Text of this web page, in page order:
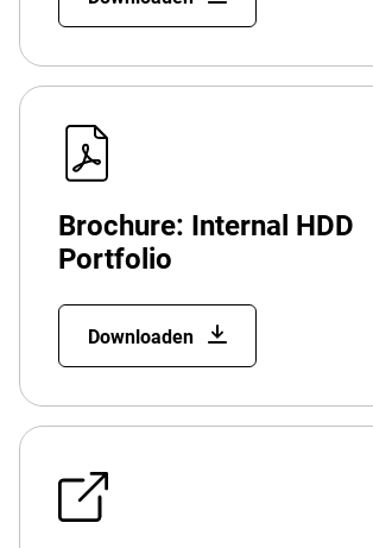
Brochure: Internal HDD
Portfolio
Downloaden